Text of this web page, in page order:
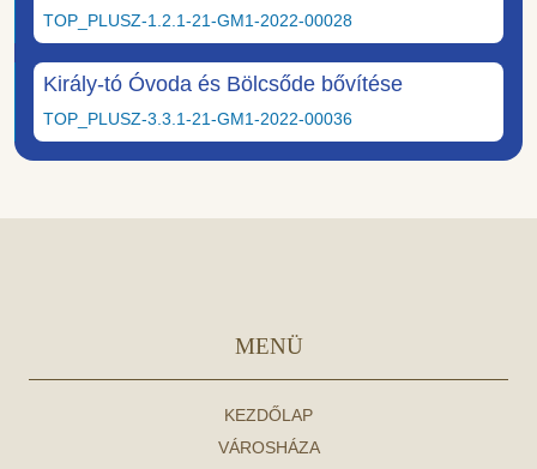
TOP_PLUSZ-1.2.1-21-GM1-2022-00028
Király-tó Óvoda és Bölcsőde bővítése
TOP_PLUSZ-3.3.1-21-GM1-2022-00036
MENÜ
KEZDŐLAP
VÁROSHÁZA